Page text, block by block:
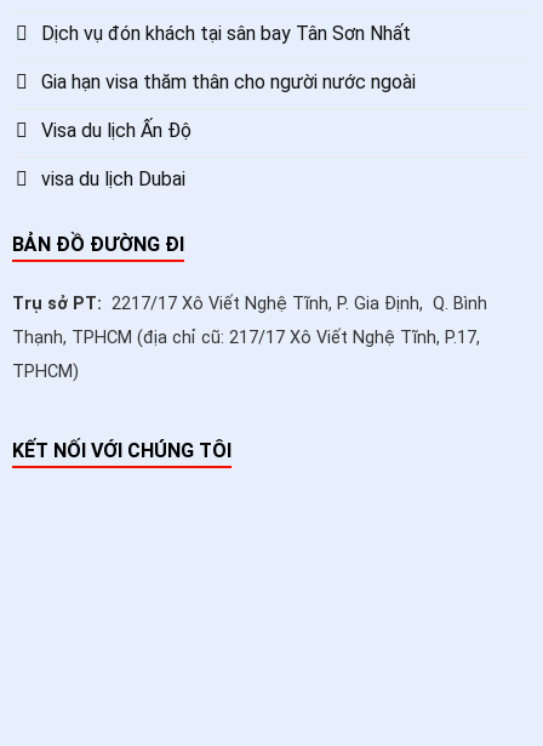
Dịch vụ đón khách tại sân bay Tân Sơn Nhất
Gia hạn visa thăm thân cho người nước ngoài
Visa du lịch Ấn Độ
visa du lịch Dubai
BẢN ĐỒ ĐƯỜNG ĐI
Trụ sở PT: 2217/17 Xô Viết Nghệ Tĩnh, P. Gia Định, Q. Bình
Thạnh, TPHCM (địa chỉ cũ: 217/17 Xô Viết Nghệ Tĩnh, P.17,
TPHCM)
KẾT NỐI VỚI CHÚNG TÔI